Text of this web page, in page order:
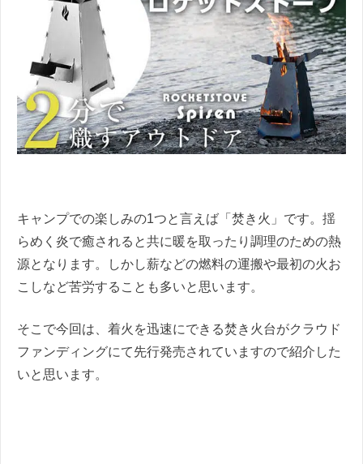
キャンプでの楽しみの1つと言えば「焚き火」です。揺
らめく炎で癒されると共に暖を取ったり調理のための熱
源となります。しかし薪などの燃料の運搬や最初の火お
こしなど苦労することも多いと思います。
そこで今回は、着火を迅速にできる焚き火台がクラウド
ファンディングにて先行発売されていますので紹介した
いと思います。